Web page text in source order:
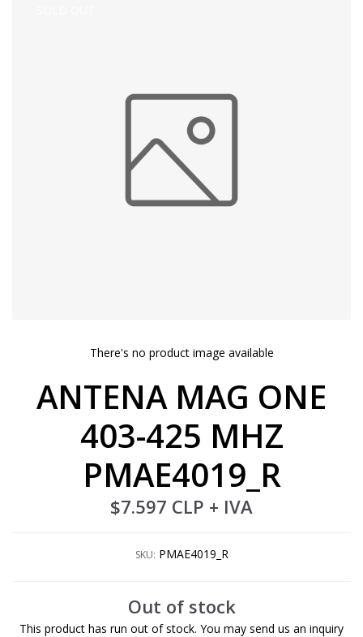
There's no product image available
ANTENA MAG ONE
403-425 MHZ
PMAE4019_R
$7.597 CLP + IVA
SKU: PMAE4019_R
Out of stock
This product has run out of stock. You may send us an inquiry